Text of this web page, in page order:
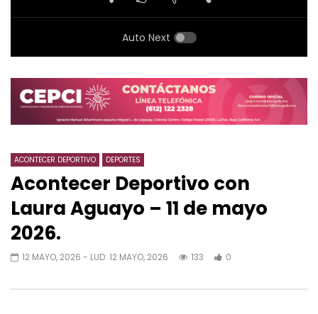
Auto Next
ACONTECER DEPORTIVO DEPORTES
Acontecer Deportivo con
Laura Aguayo – 11 de mayo
2026.
12 MAYO, 2026 - LUD: 12 MAYO, 2026 133 0